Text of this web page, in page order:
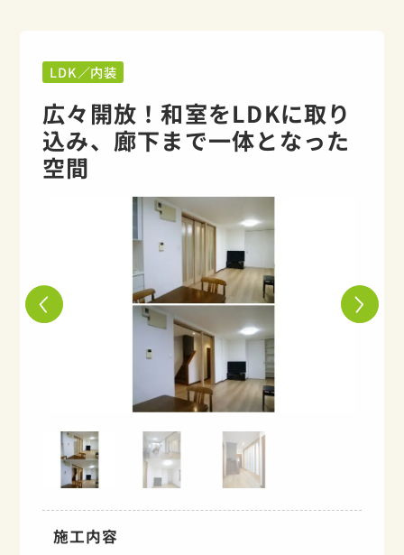
LDK／内装
広々開放！和室をLDKに取り
込み、廊下まで一体となった
空間
施工内容